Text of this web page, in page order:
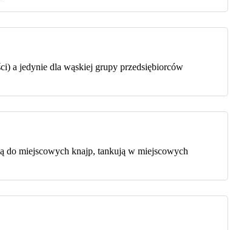
a jedynie dla wąskiej grupy przedsiębiorców
do miejscowych knajp, tankują w miejscowych